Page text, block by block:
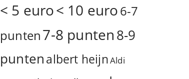
< 5 euro< 10 euro6-7
punten7-8 punten8-9
puntenalbert heijnAldi